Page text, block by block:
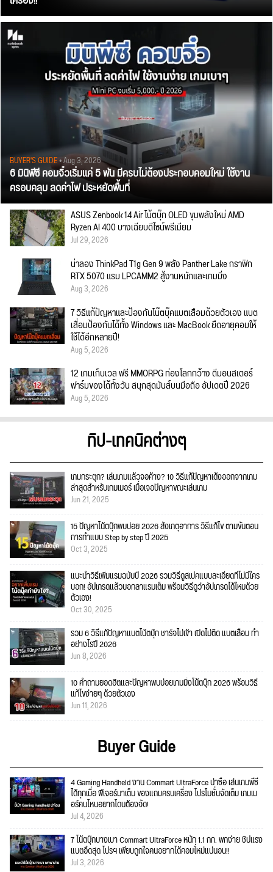
BUYER'S GUIDE• Aug 3, 2026
6 มินิพีซี คอมจิ๋วเริ่มแค่ 5 พัน มีครบไม่ต้องประกอบคอมใหม่ ใช้งาน
ครอบคลุม ลดค่าไฟ ประหยัดพื้นที่
ASUS Zenbook 14 Air โน้ตบุ๊ก OLED ขุมพลังใหม่ AMD
Ryzen AI 400 บางเฉียบดีไซน์พรีเมียม
Jul 29, 2026
น่าลอง ThinkPad T1g Gen 9 พลัง Panther Lake กราฟิก
RTX 5070 แรม LPCAMM2 สู้งานหนักและเกมมิ่ง
Aug 3, 2026
7 วิธีแก้ปัญหาและป้องกันโน๊ตบุ๊คแบตเสื่อมด้วยตัวเอง แบต
เสื่อมป้องกันได้ทั้ง Windows และ MacBook ยืดอายุคอมให้
ใช้ได้อีกหลายปี!
Aug 5, 2026
12 เกมเก็บเวล ฟรี MMORPG ท่องโลกกว้าง ตีมอนสเตอร์
ฟาร์มของได้ทั้งวัน สนุกสุดมันส์บนมือถือ อัปเดตปี 2026
Aug 5, 2026
ทิป-เทคนิคต่างๆ
เกมกระตุก? เล่นเกมแล้วจอค้าง? 10 วิธีแก้ปัญหาเด้งออกจากเกม
ล่าสุดสำหรับเกมเมอร์ เมื่อเจอปัญหาขณะเล่นเกม
Jun 21, 2025
15 ปัญหาโน้ตบุ๊กพบบ่อย 2026 สังเกตุอาการ วิธีแก้ไข ตามขั้นตอน
การทำแบบ Step by step ปี 2025
Oct 3, 2025
แนะนำวิธีเพิ่มแรมฉบับปี 2026 รวมวิธีดูสเปคแบบละเอียดที่ไม่มีใคร
บอก! อัปเกรดแล้วบอกลาแรมเต็ม พร้อมวิธีดูว่าอัปเกรดได้ไหมด้วย
ตัวเอง!
Oct 30, 2025
รวม 6 วิธีแก้ปัญหาแบตโน้ตบุ๊ก ชาร์จไม่เข้า เปิดไม่ติด แบตเสื่อม ทำ
อย่างไรปี 2026
Jun 8, 2026
10 คำถามยอดฮิตและปัญหาพบบ่อยเกมมิ่งโน้ตบุ๊ก 2026 พร้อมวิธี
แก้ไขง่ายๆ ด้วยตัวเอง
Jun 11, 2026
Buyer Guide
4 Gaming Handheld งาน Commart UltraForce น่าซื้อ เล่นเกมพีซี
ได้ทุกเมื่อ ฟีเจอร์มาเต็ม ของแถมครบเครื่อง โปรโมชั่นจัดเต็ม เกมเม
อร์คนไหนอยากโดนต้องจัด!
Jul 4, 2026
7 โน้ตบุ๊กบางเบา Commart UltraForce หนัก 1.1 กก. พกง่าย ชิปแรง
แบตอึดสุด โปรฯ เพียบถูกใจคนอยากได้คอมใ่หม่แน่นอน!!
Jul 3, 2026